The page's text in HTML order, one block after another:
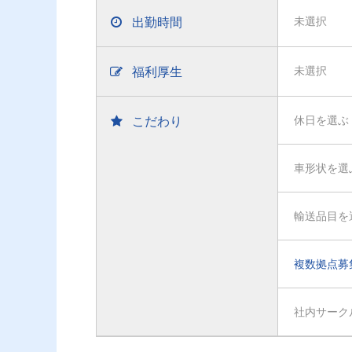
出勤時間 未選択
福利厚生 未選択
こだわり 休日を選ぶ
車形状を選
輸送品目を
複数拠点募
社内サーク